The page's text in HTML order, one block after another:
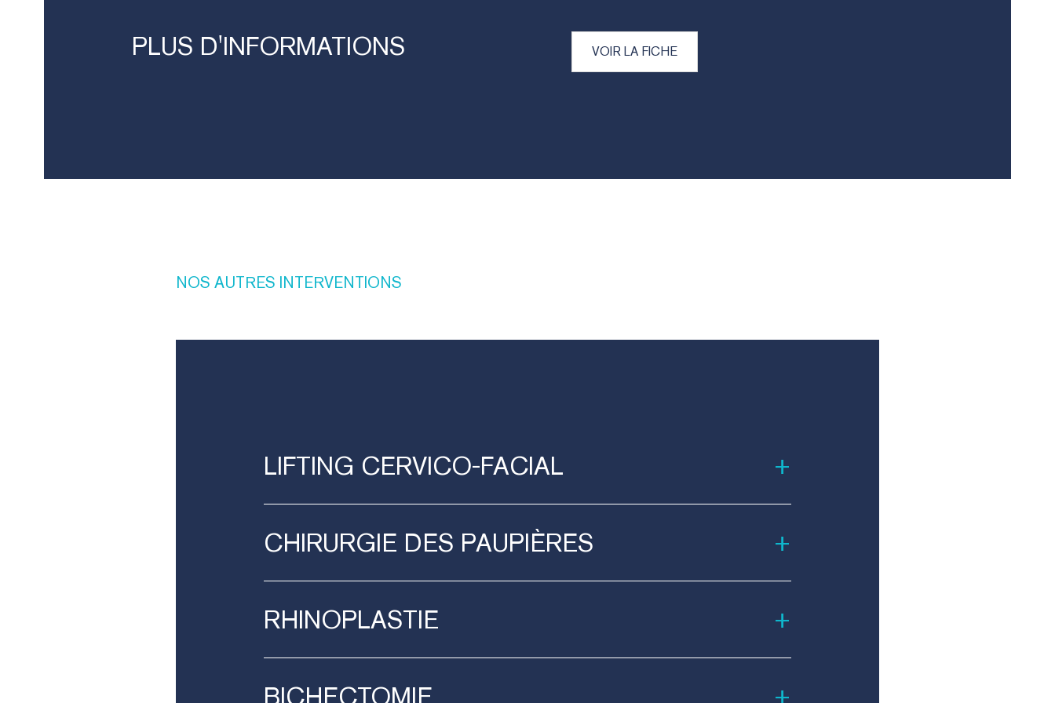
PLUS D'INFORMATIONS VOIR LA FICHE
NOS AUTRES INTERVENTIONS
LIFTING CERVICO-FACIAL +
CHIRURGIE DES PAUPIÈRES +
RHINOPLASTIE +
BICHECTOMIE +